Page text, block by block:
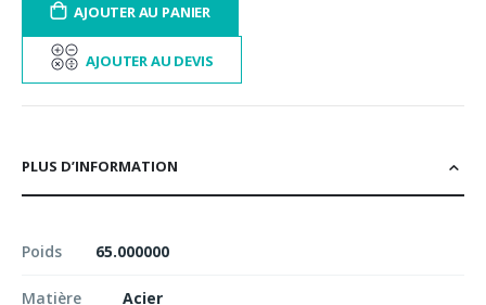
AJOUTER AU PANIER
AJOUTER AU DEVIS
PLUS D’INFORMATION
Poids 65.000000
Matière Acier